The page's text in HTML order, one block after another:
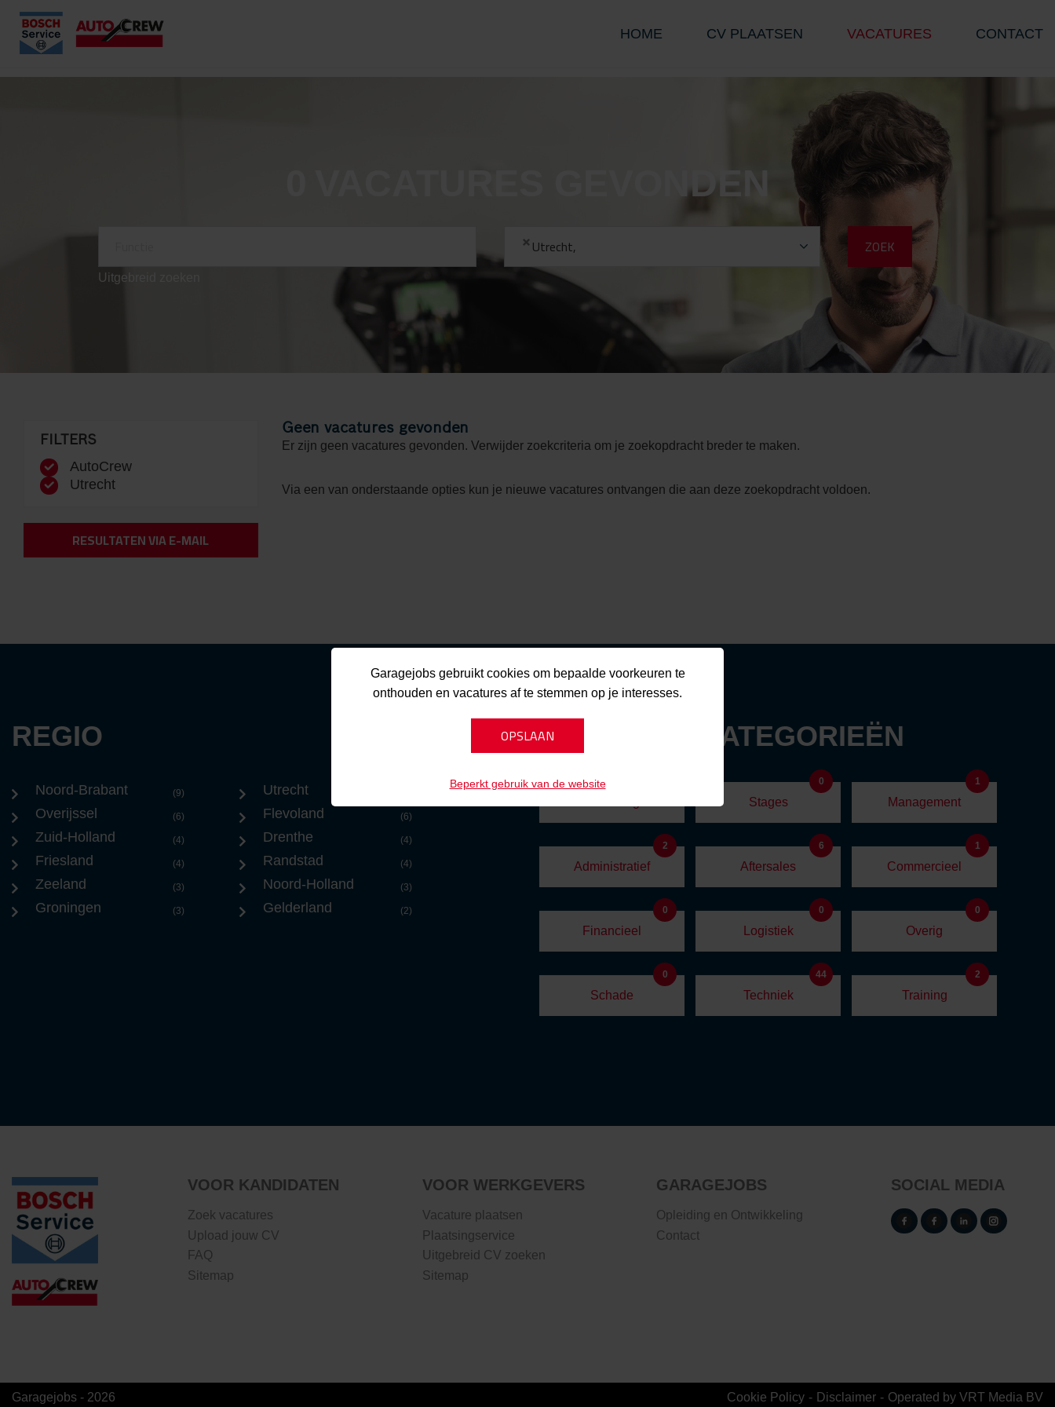
HOME CV PLAATSEN VACATURES CONTACT
VACATURES GEVONDEN
Utrecht
Uitgebreid zoeken
FILTERS
AutoCrew
Utrecht
RESULTATEN VIA E-MAIL
Geen vacatures gevonden
Er zijn geen vacatures gevonden. Verwijder zoekcriteria om je zoekopdracht breder te maken.
Via een van onderstaande opties kun je nieuwe vacatures ontvangen die aan deze zoekopdracht voldoen.
REGIO
Noord-Brabant (9) Utrecht
Overijssel (6) Flevoland (6)
Zuid-Holland (4) Drenthe (4)
Friesland (4) Randstad (4)
Zeeland (3) Noord-Holland (3)
Groningen (3) Gelderland (2)
VACATURE CATEGORIEËN
Stages
0
Management
1
Administratief
2
Aftersales
6
Commercieel
1
Financieel
0
Logistiek
0
Overig
0
Schade
0
Techniek
44
Training
2
VOOR KANDIDATEN
Zoek vacatures
Upload jouw CV
FAQ
Sitemap
VOOR WERKGEVERS
Vacature plaatsen
Plaatsingservice
Uitgebreid CV zoeken
Sitemap
GARAGEJOBS
Opleiding en Ontwikkeling
Contact
SOCIAL MEDIA
Garagejobs - 2026 Cookie Policy Disclaimer Operated by VRT Media BV
Garagejobs gebruikt cookies om bepaalde voorkeuren te
onthouden en vacatures af te stemmen op je interesses.
Beperkt gebruik van de website